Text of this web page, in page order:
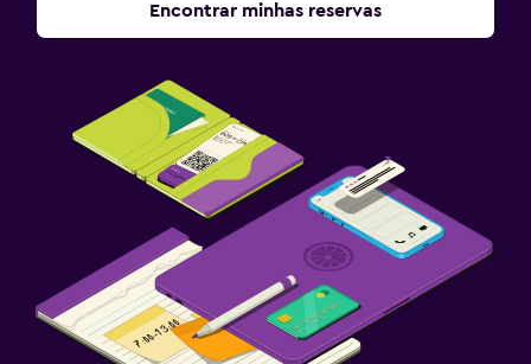
Encontrar minhas reservas